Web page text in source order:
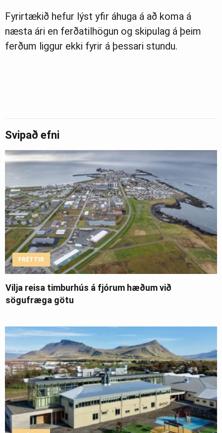
Fyrirtækið hefur lýst yfir áhuga á að koma á
næsta ári en ferðatilhögun og skipulag á þeim
ferðum liggur ekki fyrir á þessari stundu.
Svipað efni
FRÉTTIR
Vilja reisa timburhús á fjórum hæðum við
sögufræga götu